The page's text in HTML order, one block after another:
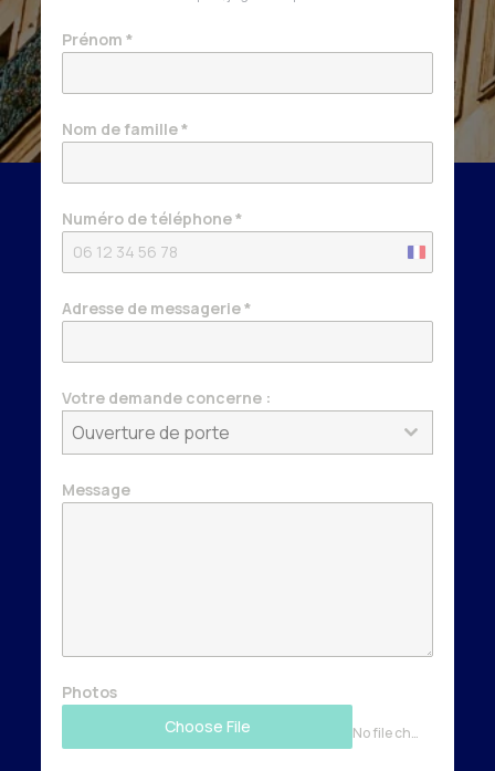
Prénom*
Nom de famille*
Numéro de téléphone*
France
Adresse de messagerie*
Votre demande concerne :
Ouverture de porte
Message
Photos
Choose File
No file chosen